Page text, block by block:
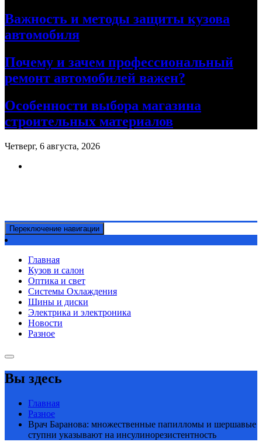
Важность и методы защиты кузова
автомобиля
Почему и зачем профессиональный
ремонт автомобилей важен?
Особенности выбора магазина
строительных материалов
Четверг, 6 августа, 2026
Переключение навигации
Главная
Кузов и салон
Оптика и свет
Системы Охлаждения
Шины и диски
Электрика и электроника
Новости
Разное
Вы здесь
Главная
Разное
Врач Баранова: множественные папилломы и шершавые
ступни указывают на инсулинорезистентность